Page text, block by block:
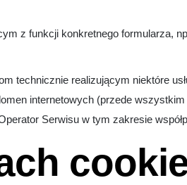
z funkcji konkretnego formularza,
technicznie realizującym niektóre
internetowych (przede
Serwisu w tym zakresie